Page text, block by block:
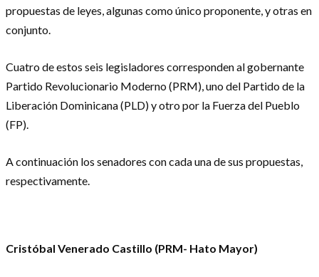
propuestas de leyes, algunas como único proponente, y otras en
conjunto.
Cuatro de estos seis legisladores corresponden al gobernante
Partido Revolucionario Moderno (PRM), uno del Partido de la
Liberación Dominicana (PLD) y otro por la Fuerza del Pueblo
(FP).
A continuación los senadores con cada una de sus propuestas,
respectivamente.
Cristóbal Venerado Castillo (PRM- Hato Mayor)